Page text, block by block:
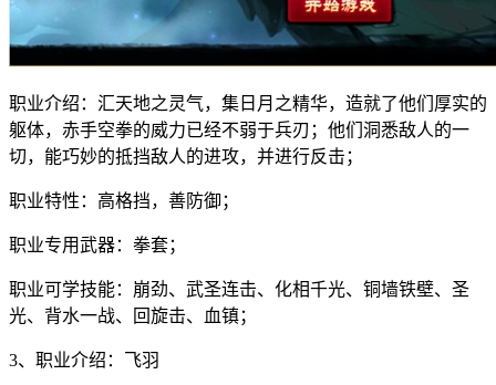
职业介绍：汇天地之灵气，集日月之精华，造就了他们厚实的
躯体，赤手空拳的威力已经不弱于兵刃；他们洞悉敌人的一
切，能巧妙的抵挡敌人的进攻，并进行反击；
职业特性：高格挡，善防御；
职业专用武器：拳套；
职业可学技能：崩劲、武圣连击、化相千光、铜墙铁壁、圣
光、背水一战、回旋击、血镇；
3、职业介绍：飞羽